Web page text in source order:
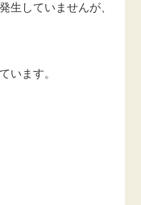
生していませんが、
います。